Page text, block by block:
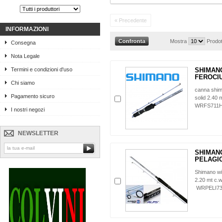
INFORMAZIONI
Consegna
Nota Legale
Termini e condizioni d'uso
Chi siamo
Pagamento sicuro
I nostri negozi
NEWSLETTER
« Precedente
Mostra
canna
solid 2.40
Shimano
2.20 mt
WRPELI73